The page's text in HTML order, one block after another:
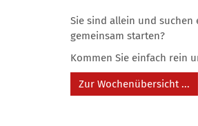
Sie sind allein und suchen
gemeinsam starten?
Kommen Sie einfach rein
Zur Wochenübersicht ...